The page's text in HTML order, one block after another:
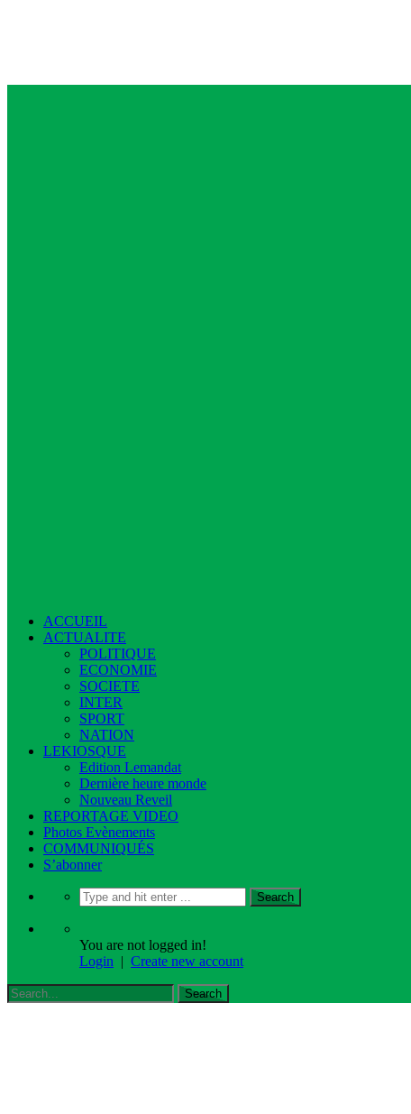
ACCUEIL
ACTUALITE
POLITIQUE
ECONOMIE
SOCIETE
INTER
SPORT
NATION
LEKIOSQUE
Edition Lemandat
Dernière heure monde
Nouveau Reveil
REPORTAGE VIDEO
Photos Evènements
COMMUNIQUÉS
S’abonner
You are not logged in!
Login | Create new account